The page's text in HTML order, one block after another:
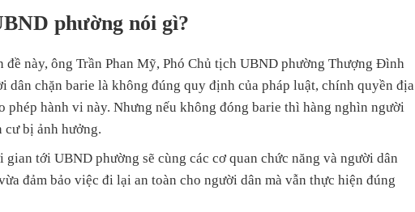
phường nói gì?
đề này, ông Trần Phan Mỹ, Phó Chủ tịch UBND phường Thượng Đình
dân chặn barie là không đúng quy định của pháp luật, chính quyền địa
phép hành vi này. Nhưng nếu không đóng barie thì hàng nghìn người
cư bị ảnh hưởng.
gian tới UBND phường sẽ cùng các cơ quan chức năng và người dân
đảm bảo việc đi lại an toàn cho người dân mà vẫn thực hiện đúng